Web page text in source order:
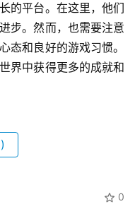
的平台。在这里，他们
步。然而，也需要注意
态和良好的游戏习惯。
界中获得更多的成就和
0